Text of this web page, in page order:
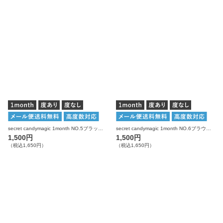
1,500円
（税込1,650円）
1,500円
（税込1,650円）